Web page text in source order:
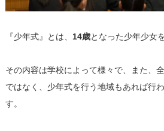
『少年式』とは、 14歳となった少年少女
その内容は学校によって様々で、また、
ではなく、少年式を行う地域もあれば行
す。